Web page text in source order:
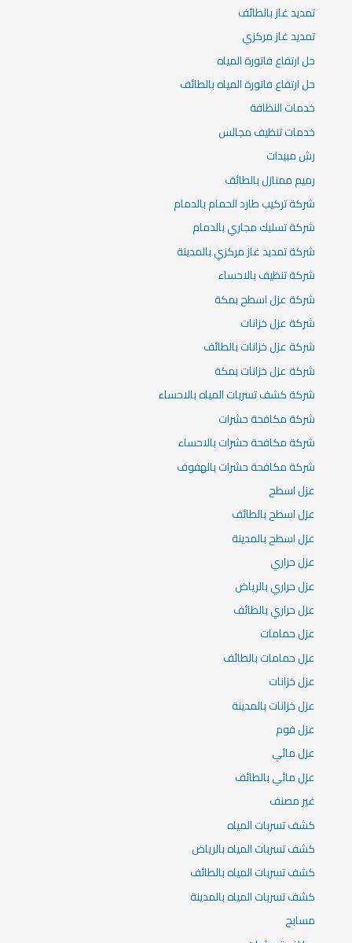
تمديد غاز بالطائف
تمديد غاز مركزي
حل ارتفاع فاتورة المياه
حل ارتفاع فاتورة المياه بالطائف
خدمات النظافة
خدمات تنظيف مجالس
رش مبيدات
رميم ممنازل بالطائف
شركة تركيب طارد الحمام بالدمام
شركة تسليك مجاري بالدمام
شركة تمديد غاز مركزي بالمدينة
شركة تنظيف بالاحساء
شركة عزل اسطح بمكة
شركة عزل خزانات
شركة عزل خزانات بالطائف
شركة عزل خزانات بمكة
شركة كشف تسربات المياه بالاحساء
شركة مكافحة حشرات
شركة مكافحة حشرات بالاحساء
شركة مكافحة حشرات بالهفوف
عزل اسطح
عزل اسطح بالطائف
عزل اسطح بالمدينة
عزل حراري
عزل حراري بالرياض
عزل حراري بالطائف
عزل حمامات
عزل حمامات بالطائف
عزل خزانات
عزل خزانات بالمدينة
عزل فوم
عزل مائي
عزل مائي بالطائف
غير مصنف
كشف تسربات المياه
كشف تسربات المياه بالرياض
كشف تسربات المياه بالطائف
كشف تسربات المياه بالمدينة
مسابح